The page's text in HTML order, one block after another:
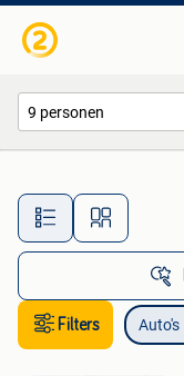
Filters Auto's